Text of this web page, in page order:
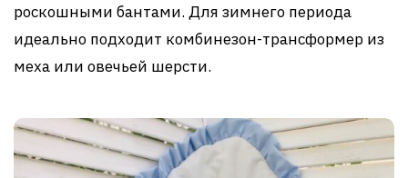
роскошными бантами. Для зимнего периода
идеально подходит комбинезон-трансформер из
меха или овечьей шерсти.